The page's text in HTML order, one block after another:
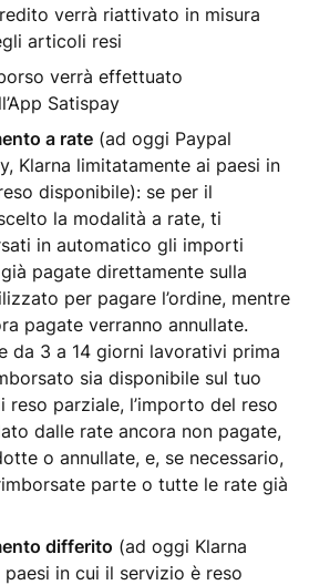
verrà riattivato in misura
articoli resi
verrà effettuato
Satispay
a rate (ad oggi Paypal
Klarna limitatamente ai paesi in
disponibile): se per il
la modalità a rate, ti
in automatico gli importi
pagate direttamente sulla
per pagare l’ordine, mentre
pagate verranno annullate.
da 3 a 14 giorni lavorativi prima
sia disponibile sul tuo
reso parziale, l’importo del reso
dalle rate ancora non pagate,
o annullate, e, se necessario,
parte o tutte le rate già
differito (ad oggi Klarna
in cui il servizio è reso